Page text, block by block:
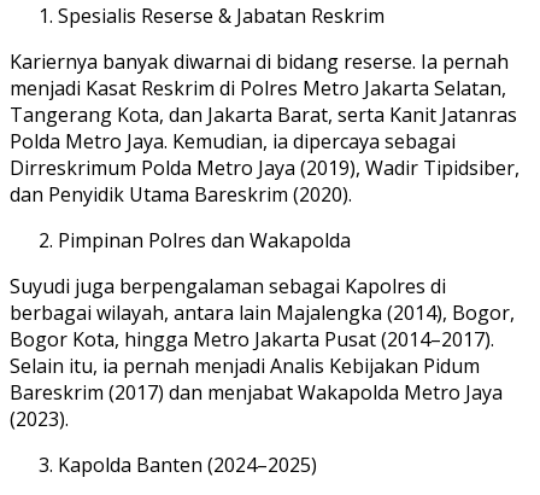
Spesialis Reserse & Jabatan Reskrim
Kariernya banyak diwarnai di bidang reserse. Ia pernah
menjadi Kasat Reskrim di Polres Metro Jakarta Selatan,
Tangerang Kota, dan Jakarta Barat, serta Kanit Jatanras
Polda Metro Jaya. Kemudian, ia dipercaya sebagai
Dirreskrimum Polda Metro Jaya (2019), Wadir Tipidsiber,
dan Penyidik Utama Bareskrim (2020).
Pimpinan Polres dan Wakapolda
Suyudi juga berpengalaman sebagai Kapolres di
berbagai wilayah, antara lain Majalengka (2014), Bogor,
Bogor Kota, hingga Metro Jakarta Pusat (2014–2017).
Selain itu, ia pernah menjadi Analis Kebijakan Pidum
Bareskrim (2017) dan menjabat Wakapolda Metro Jaya
(2023).
Kapolda Banten (2024–2025)